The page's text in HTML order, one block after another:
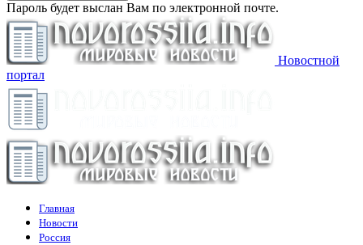
Пароль будет выслан Вам по электронной почте.
Новостной
портал
Главная
Новости
Россия